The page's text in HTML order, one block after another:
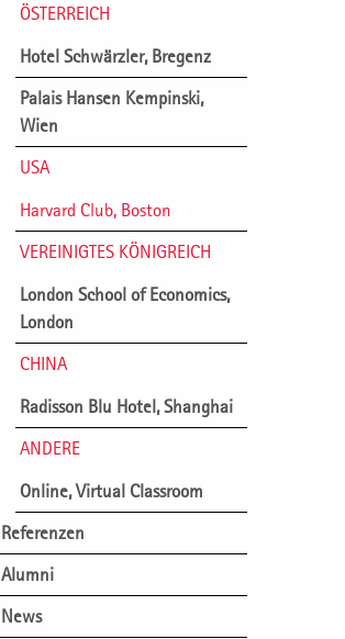
ÖSTERREICH
Hotel Schwärzler, Bregenz
Palais Hansen Kempinski,
Wien
USA
Harvard Club, Boston
VEREINIGTES KÖNIGREICH
London School of Economics,
London
CHINA
Radisson Blu Hotel, Shanghai
ANDERE
Online, Virtual Classroom
Referenzen
Alumni
News